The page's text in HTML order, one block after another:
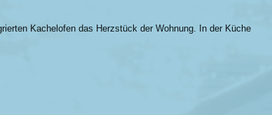
Kachelofen das Herzstück der Wohnung. In der Küche